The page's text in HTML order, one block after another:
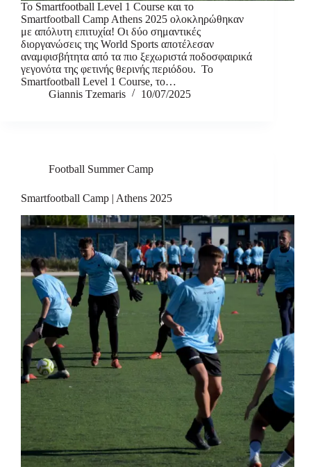
Το Smartfootball Level 1 Course και το
Smartfootball Camp Athens 2025 ολοκληρώθηκαν
με απόλυτη επιτυχία! Οι δύο σημαντικές
διοργανώσεις της World Sports αποτέλεσαν
αναμφισβήτητα από τα πιο ξεχωριστά ποδοσφαιρικά
γεγονότα της φετινής θερινής περιόδου. Το
Smartfootball Level 1 Course, το…
Giannis Tzemaris
10/07/2025
Football Summer Camp
Smartfootball Camp | Athens 2025